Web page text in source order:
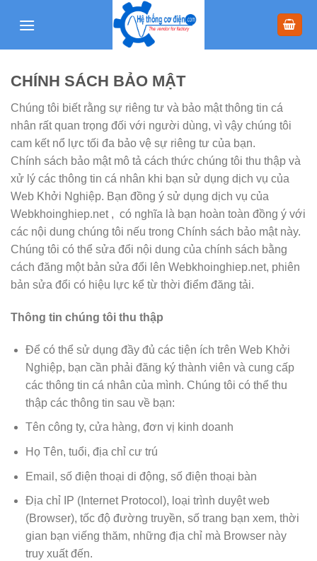
CHÍNH SÁCH BẢO MẬT
Chúng tôi biết rằng sự riêng tư và bảo mật thông tin cá
nhân rất quan trọng đối với người dùng, vì vậy chúng tôi
cam kết nổ lực tối đa bảo vệ sự riêng tư của bạn.
Chính sách bảo mật mô tả cách thức chúng tôi thu thập và
xử lý các thông tin cá nhân khi bạn sử dụng dịch vụ của
Web Khởi Nghiệp. Bạn đồng ý sử dụng dịch vụ của
Webkhoinghiep.net , có nghĩa là bạn hoàn toàn đồng ý với
các nội dung chúng tôi nếu trong Chính sách bảo mật này.
Chúng tôi có thể sửa đổi nội dung của chính sách bằng
cách đăng một bản sửa đổi lên Webkhoinghiep.net, phiên
bản sửa đổi có hiệu lực kể từ thời điểm đăng tải.
Thông tin chúng tôi thu thập
Để có thể sử dụng đầy đủ các tiện ích trên Web Khởi
Nghiệp, bạn cần phải đăng ký thành viên và cung cấp
các thông tin cá nhân của mình. Chúng tôi có thể thu
thập các thông tin sau về bạn:
Tên công ty, cửa hàng, đơn vị kinh doanh
Họ Tên, tuổi, địa chỉ cư trú
Email, số điện thoại di động, số điện thoại bàn
Địa chỉ IP (Internet Protocol), loại trình duyệt web
(Browser), tốc độ đường truyền, số trang bạn xem, thời
gian bạn viếng thăm, những địa chỉ mà Browser này
truy xuất đến.